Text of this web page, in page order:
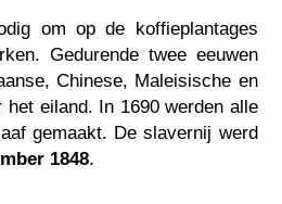
om op de koffieplantages
Gedurende twee eeuwen
Chinese, Maleisische en
het eiland. In 1690 werden alle
gemaakt. De slavernij werd
1848.